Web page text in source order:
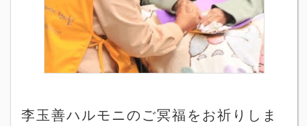
李玉善ハルモニのご冥福をお祈りしま